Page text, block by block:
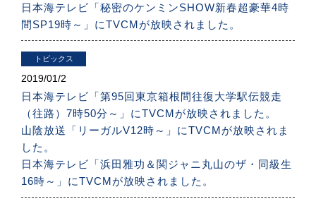
日本海テレビ「秘密のケンミンSHOW新春超豪華4時
間SP19時～」にTVCMが放映されました。
トピックス
2019/01/2
日本海テレビ「第95回東京箱根間往復大学駅伝競走
（往路）7時50分～」にTVCMが放映されました。
山陰放送「リーガルV12時～」にTVCMが放映されま
した。
日本海テレビ「浜田雅功＆関ジャニ丸山のザ・同級生
16時～」にTVCMが放映されました。